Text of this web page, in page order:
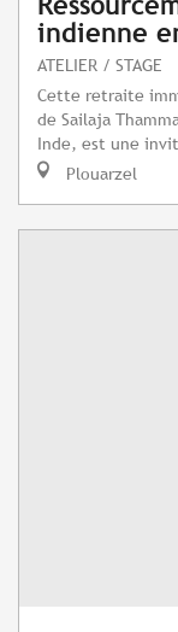
indienne
ATELIER / STAGE
Cette retraite
de Sailaja
Inde, est une
Plouarzel